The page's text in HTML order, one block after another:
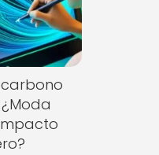
¿Moda